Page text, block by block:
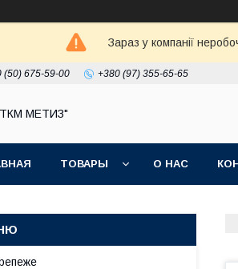
Зараз у компанії
(50) 675-59-00 +380 (97) 355-65-65
МЕТИЗ"
ТОВАРЫ О НАС